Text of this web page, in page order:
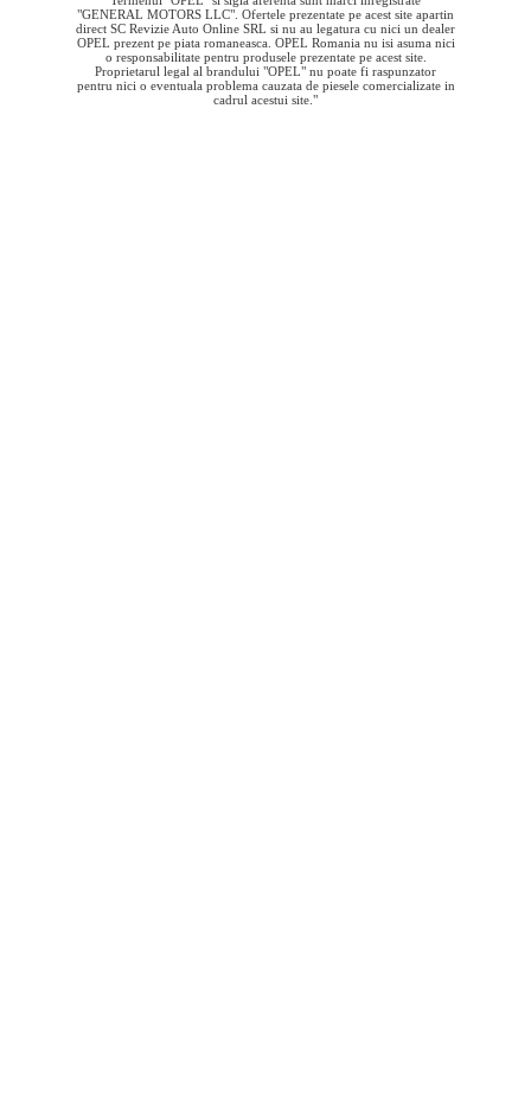
"GENERAL MOTORS LLC". Ofertele prezentate pe acest site apartin
direct SC Revizie Auto Online SRL si nu au legatura cu nici un dealer
OPEL prezent pe piata romaneasca. OPEL Romania nu isi asuma nici
o responsabilitate pentru produsele prezentate pe acest site.
Proprietarul legal al brandului "OPEL" nu poate fi raspunzator
pentru nici o eventuala problema cauzata de piesele comercializate in
cadrul acestui site."